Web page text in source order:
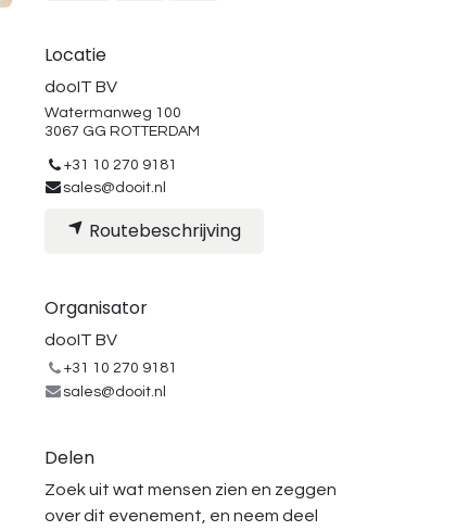
Locatie
dooIT BV
Watermanweg 100
3067 GG ROTTERDAM
+31 10 270 9181
sales@dooit.nl
Routebeschrijving
Organisator
dooIT BV
+31 10 270 9181
sales@dooit.nl
Delen
Zoek uit wat mensen zien en zeggen
over dit evenement, en neem deel